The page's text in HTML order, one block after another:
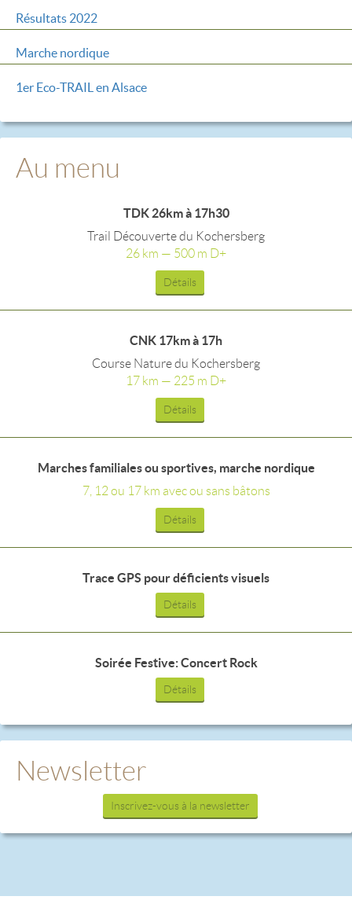
Résultats 2022
Marche nordique
1er Eco-TRAIL en Alsace
Au menu
TDK 26km à 17h30
Trail Découverte du Kochersberg
26 km — 500 m D+
Détails
CNK 17km à 17h
Course Nature du Kochersberg
17 km — 225 m D+
Détails
Marches familiales ou sportives, marche nordique
7, 12 ou 17 km avec ou sans bâtons
Détails
Trace GPS pour déficients visuels
Détails
Soirée Festive: Concert Rock
Détails
Newsletter
Inscrivez-vous à la newsletter